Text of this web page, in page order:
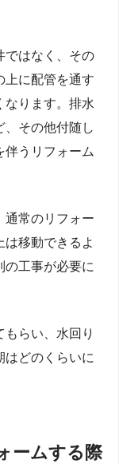
ではなく、その
上に配管を通す
なります。排水
、その他付随し
伴うリフォーム
通常のリフォー
は移動できるよ
の工事が必要に
らい、水回り
はどのくらいに
ームする際